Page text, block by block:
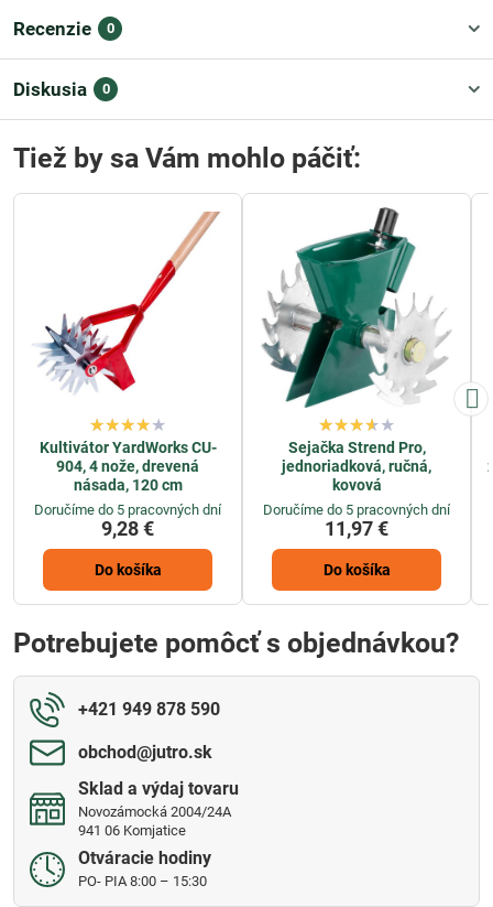
Recenzie 0
Diskusia 0
Tiež by sa Vám mohlo páčiť:
Kultivátor YardWorks CU-
904, 4 nože, drevená
násada, 120 cm
Doručíme do 5 pracovných dní
9,28 €
Do košíka
Sejačka Strend Pro,
jednoriadková, ručná,
kovová
Doručíme do 5 pracovných dní
11,97 €
Do košíka
Potrebujete pomôcť s objednávkou?
+421 949 878 590
obchod​@jutro​.sk
Sklad a výdaj tovaru
Novozámocká 2004/24A
941 06 Komjatice
Otváracie hodiny
PO- PIA 8:00 – 15:30